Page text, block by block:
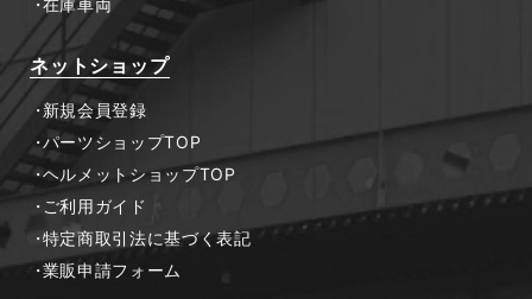
ネットショップ
新規会員登録
パーツショップTOP
ヘルメットショップTOP
ご利用ガイド
特定商取引法に基づく表記
業販申請フォーム